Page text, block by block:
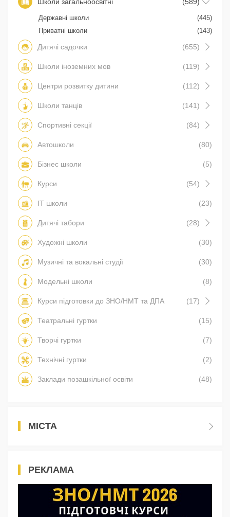
Школи загальноосвітні (589)
Державні школи
(445)
Приватні школи
(143)
Дитячі садочки (655)
Школи іноземних мов (119)
Центри розвитку дитини (112)
Школи танців (141)
Спортивні секції (84)
Автошколи (80)
Бізнес школи (5)
Курси (54)
IT школи (23)
Дитячі табори (28)
Художні школи (30)
Музичні та вокальні студії (30)
Модельні школи (8)
Курси підготовки до ЗНО/НМТ та ДПА (17)
Театральні гуртки (15)
Творчі гуртки (7)
Технічні гуртки (2)
Заклади позашкільної освіти (48)
МІСТА
РЕКЛАМА